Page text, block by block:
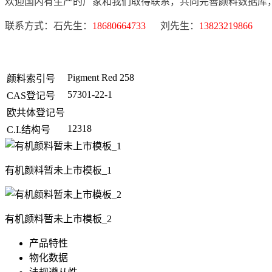
联系方式：石先生： 18680664733 刘先生： 13823219866
颜料索引号
Pigment Red 258
CAS登记号
57301-22-1
欧共体登记号
C.I.结构号
12318
有机颜料暂未上市模板_1
有机颜料暂未上市模板_2
产品特性
物化数据